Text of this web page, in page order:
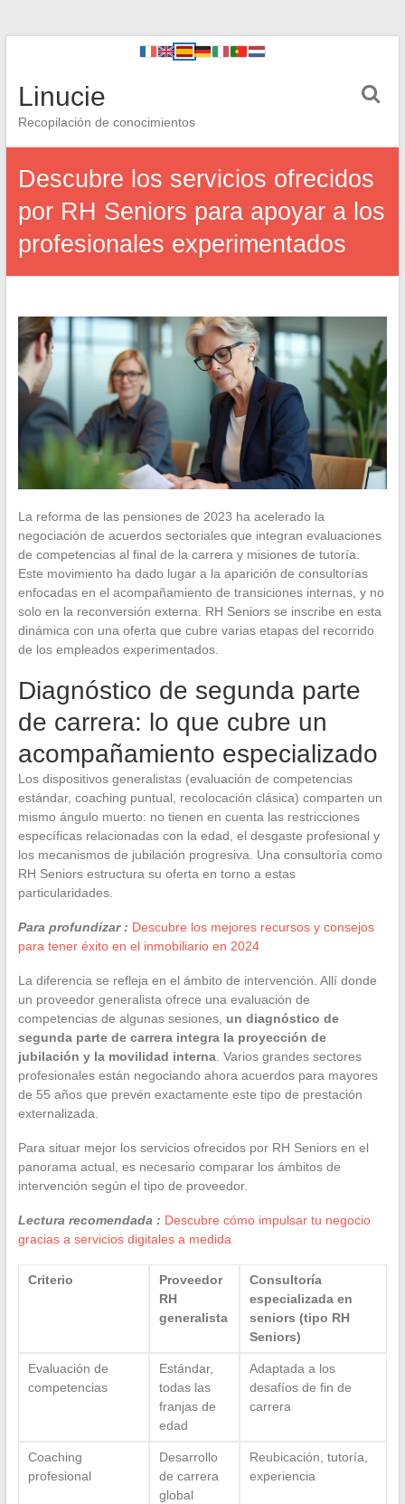
Linucie
Recopilación de conocimientos
Descubre los servicios ofrecidos
por RH Seniors para apoyar a los
profesionales experimentados
La reforma de las pensiones de 2023 ha acelerado la
negociación de acuerdos sectoriales que integran evaluaciones
de competencias al final de la carrera y misiones de tutoría.
Este movimiento ha dado lugar a la aparición de consultorías
enfocadas en el acompañamiento de transiciones internas, y no
solo en la reconversión externa. RH Seniors se inscribe en esta
dinámica con una oferta que cubre varias etapas del recorrido
de los empleados experimentados.
Diagnóstico de segunda parte
de carrera: lo que cubre un
acompañamiento especializado
Los dispositivos generalistas (evaluación de competencias
estándar, coaching puntual, recolocación clásica) comparten un
mismo ángulo muerto: no tienen en cuenta las restricciones
específicas relacionadas con la edad, el desgaste profesional y
los mecanismos de jubilación progresiva. Una consultoría como
RH Seniors estructura su oferta en torno a estas
particularidades.
Para profundizar : Descubre los mejores recursos y consejos
para tener éxito en el inmobiliario en 2024
La diferencia se refleja en el ámbito de intervención. Allí donde
un proveedor generalista ofrece una evaluación de
competencias de algunas sesiones, un diagnóstico de
segunda parte de carrera integra la proyección de
jubilación y la movilidad interna. Varios grandes sectores
profesionales están negociando ahora acuerdos para mayores
de 55 años que prevén exactamente este tipo de prestación
externalizada.
Para situar mejor los servicios ofrecidos por RH Seniors en el
panorama actual, es necesario comparar los ámbitos de
intervención según el tipo de proveedor.
Lectura recomendada : Descubre cómo impulsar tu negocio
gracias a servicios digitales a medida
Criterio
Proveedor
RH
generalista
Consultoría
especializada en
seniors (tipo RH
Seniors)
Evaluación de
competencias
Estándar,
todas las
franjas de
edad
Adaptada a los
desafíos de fin de
carrera
Coaching
profesional
Desarrollo
de carrera
global
Reubicación, tutoría,
experiencia